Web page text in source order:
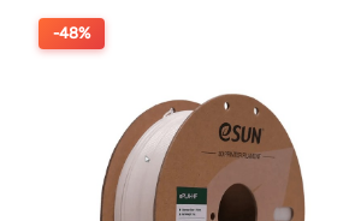
-48%